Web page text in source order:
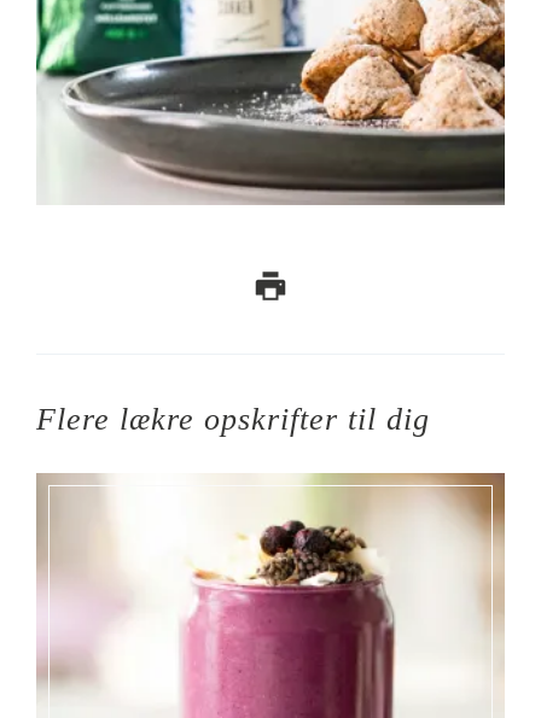
Flere lækre opskrifter til dig